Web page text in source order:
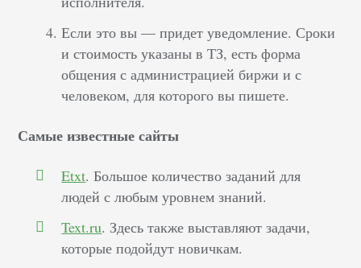
Если это вы –– придет уведомление. Сроки
и стоимость указаны в ТЗ, есть форма
общения с администрацией биржи и с
человеком, для которого вы пишете.
Самые известные сайты
Etxt. Большое количество заданий для
людей с любым уровнем знаний.
Text.ru. Здесь также выставляют задачи,
которые подойдут новичкам.